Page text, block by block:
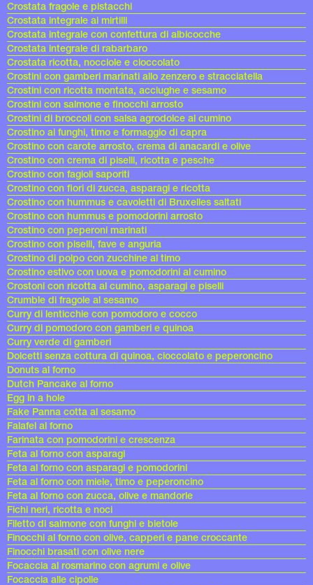
Crostata fragole e pistacchi
Crostata integrale ai mirtilli
Crostata integrale con confettura di albicocche
Crostata integrale di rabarbaro
Crostata ricotta, nocciole e cioccolato
Crostini con gamberi marinati allo zenzero e stracciatella
Crostini con ricotta montata, acciughe e sesamo
Crostini con salmone e finocchi arrosto
Crostini di broccoli con salsa agrodolce al cumino
Crostino ai funghi, timo e formaggio di capra
Crostino con carote arrosto, crema di anacardi e olive
Crostino con crema di piselli, ricotta e pesche
Crostino con fagioli saporiti
Crostino con fiori di zucca, asparagi e ricotta
Crostino con hummus e cavoletti di Bruxelles saltati
Crostino con hummus e pomodorini arrosto
Crostino con peperoni marinati
Crostino con piselli, fave e anguria
Crostino di polpo con zucchine al timo
Crostino estivo con uova e pomodorini al cumino
Crostoni con ricotta al cumino, asparagi e piselli
Crumble di fragole al sesamo
Curry di lenticchie con pomodoro e cocco
Curry di pomodoro con gamberi e quinoa
Curry verde di gamberi
Dolcetti senza cottura di quinoa, cioccolato e peperoncino
Donuts al forno
Dutch Pancake al forno
Egg in a hole
Fake Panna cotta al sesamo
Falafel al forno
Farinata con pomodorini e crescenza
Feta al forno con asparagi
Feta al forno con asparagi e pomodorini
Feta al forno con miele, timo e peperoncino
Feta al forno con zucca, olive e mandorle
Fichi neri, ricotta e noci
Filetto di salmone con funghi e bietole
Finocchi al forno con olive, capperi e pane croccante
Finocchi brasati con olive nere
Focaccia al rosmarino con agrumi e olive
Focaccia alle cipolle